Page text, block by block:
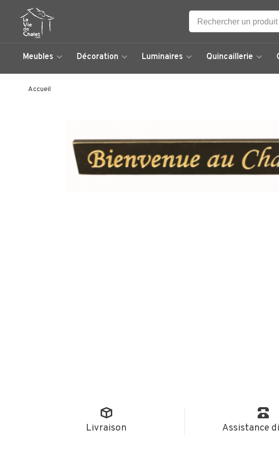
Meubles Décoration Luminaires Quincaillerie
Accueil
Livraison Assistance